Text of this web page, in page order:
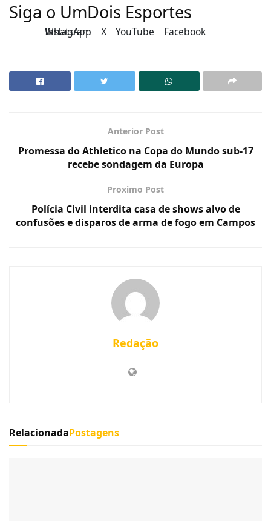
Siga o UmDois Esportes
Instagram X YouTube Facebook
WhatsApp
Anterior Post
Promessa do Athletico na Copa do Mundo sub-17
recebe sondagem da Europa
Proximo Post
Polícia Civil interdita casa de shows alvo de
confusões e disparos de arma de fogo em Campos
Redação
RelacionadaPostagens